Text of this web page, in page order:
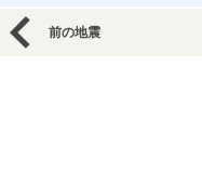
前の地震